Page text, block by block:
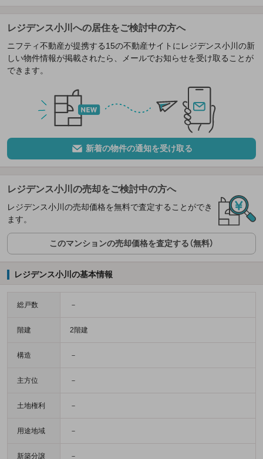
レジデンス小川への居住をご検討中の方へ
ニフティ不動産が提携する15の不動産サイトにレジデンス小川の新
しい物件情報が掲載されたら、メールでお知らせを受け取ることが
できます。
新着の物件の通知を受け取る
レジデンス小川の売却をご検討中の方へ
レジデンス小川の売却価格を無料で査定することができ
ます。
このマンションの売却価格を査定する（無料）
レジデンス小川の基本情報
総戸数 －
階建 2階建
構造 －
主方位 －
土地権利 －
用途地域 －
新築分譲 －